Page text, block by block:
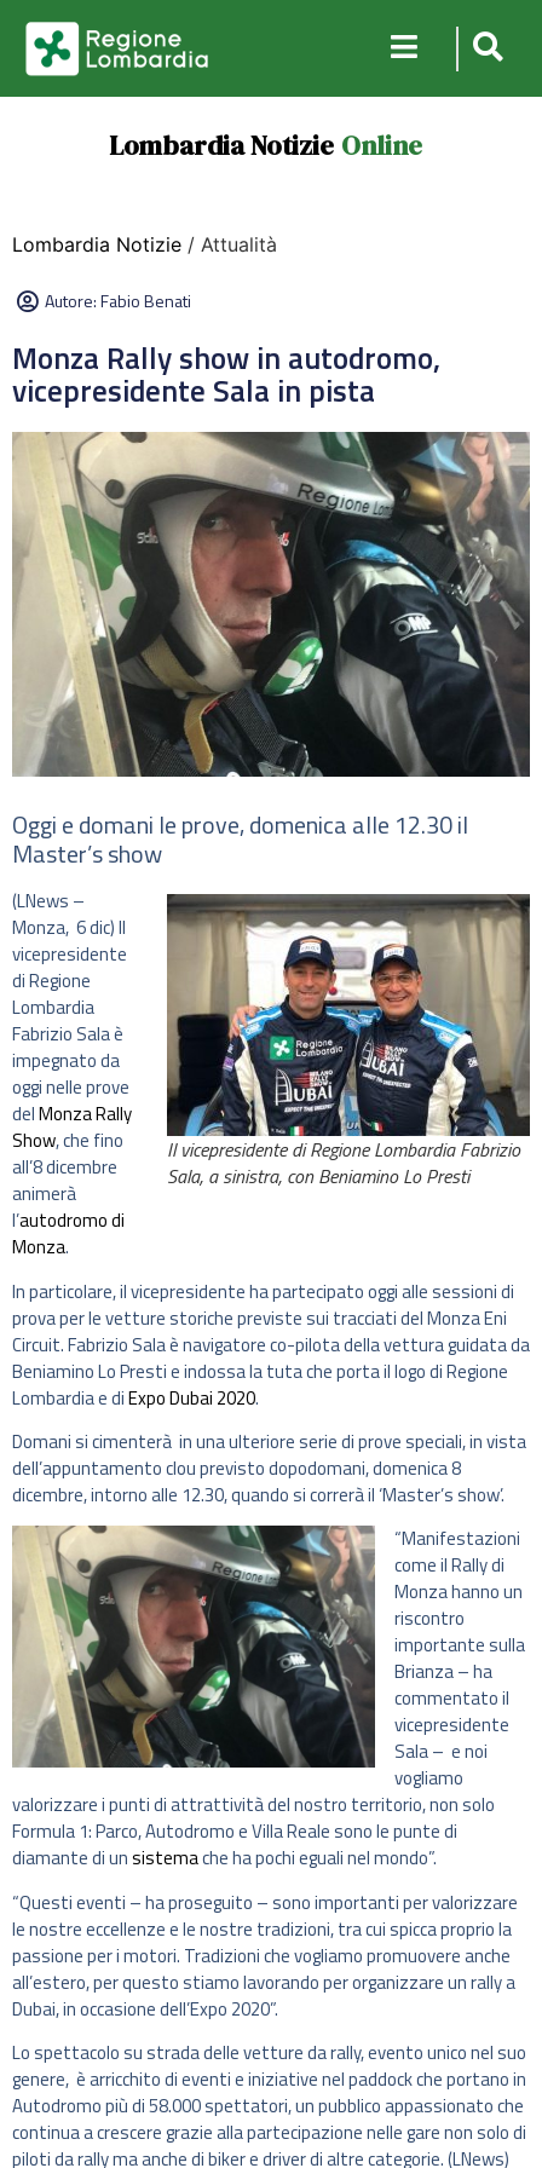
Lombardia Notizie Online
Lombardia Notizie / Attualità
Autore:Fabio Benati
Monza Rally show in autodromo,
vicepresidente Sala in pista
Oggi e domani le prove, domenica alle 12.30 il
Master’s show
Il vicepresidente di Regione Lombardia Fabrizio
Sala, a sinistra, con Beniamino Lo Presti
(LNews –
Monza, 6 dic) Il
vicepresidente
di Regione
Lombardia
Fabrizio Sala è
impegnato da
oggi nelle prove
delMonza Rally
Show, che fino
all’8 dicembre
animerà
l’autodromo di
Monza.
In particolare, il vicepresidente ha partecipato oggi alle sessioni di
prova per le vetture storiche previste sui tracciati del Monza Eni
Circuit. Fabrizio Sala è navigatore co-pilota della vettura guidata da
Beniamino Lo Presti e indossa la tuta che porta il logo di Regione
Lombardia e diExpo Dubai 2020.
Domani si cimenterà in una ulteriore serie di prove speciali, in vista
dell’appuntamento clou previsto dopodomani, domenica 8
dicembre, intorno alle 12.30, quando si correrà il ‘Master’s show’.
“Manifestazioni
come il Rally di
Monza hanno un
riscontro
importante sulla
Brianza – ha
commentato il
vicepresidente
Sala – e noi
vogliamo
valorizzare i punti di attrattività del nostro territorio, non solo
Formula 1: Parco, Autodromo e Villa Reale sono le punte di
diamante di unsistemache ha pochi eguali nel mondo”.
“Questi eventi – ha proseguito – sono importanti per valorizzare
le nostre eccellenze e le nostre tradizioni, tra cui spicca proprio la
passione per i motori. Tradizioni che vogliamo promuovere anche
all’estero, per questo stiamo lavorando per organizzare un rally a
Dubai, in occasione dell’Expo 2020”.
Lo spettacolo su strada delle vetture da rally, evento unico nel suo
genere, è arricchito di eventi e iniziative nel paddock che portano in
Autodromo più di 58.000 spettatori, un pubblico appassionato che
continua a crescere grazie alla partecipazione nelle gare non solo di
piloti da rally ma anche di biker e driver di altre categorie. (LNews)